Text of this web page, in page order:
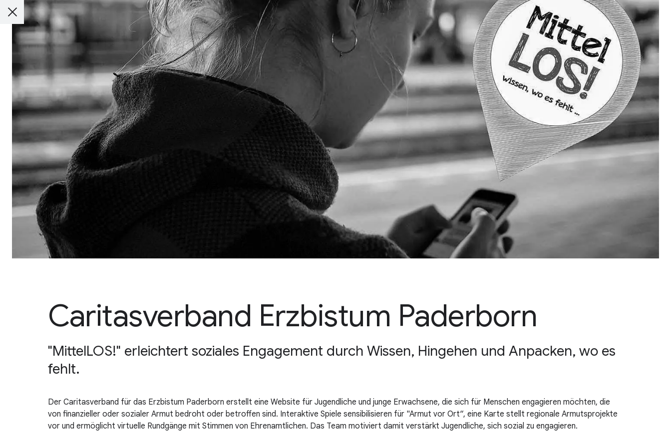
Caritasverband Erzbistum Paderborn
"MittelLOS!" erleichtert soziales Engagement durch Wissen, Hingehen und Anpacken, wo es
fehlt.
Der Caritasverband für das Erzbistum Paderborn erstellt eine Website für Jugendliche und junge Erwachsene, die sich für Menschen engagieren möchten, die
von finanzieller oder sozialer Armut bedroht oder betroffen sind. Interaktive Spiele sensibilisieren für "Armut vor Ort“, eine Karte stellt regionale Armutsprojekte
vor und ermöglicht virtuelle Rundgänge mit Stimmen von Ehrenamtlichen. Das Team motiviert damit verstärkt Jugendliche, sich sozial zu engagieren.